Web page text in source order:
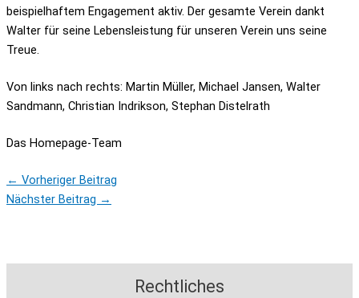
beispielhaftem Engagement aktiv. Der gesamte Verein dankt
Walter für seine Lebensleistung für unseren Verein uns seine
Treue.
Von links nach rechts: Martin Müller, Michael Jansen, Walter
Sandmann, Christian Indrikson, Stephan Distelrath
Das Homepage-Team
← Vorheriger Beitrag
Nächster Beitrag →
Rechtliches